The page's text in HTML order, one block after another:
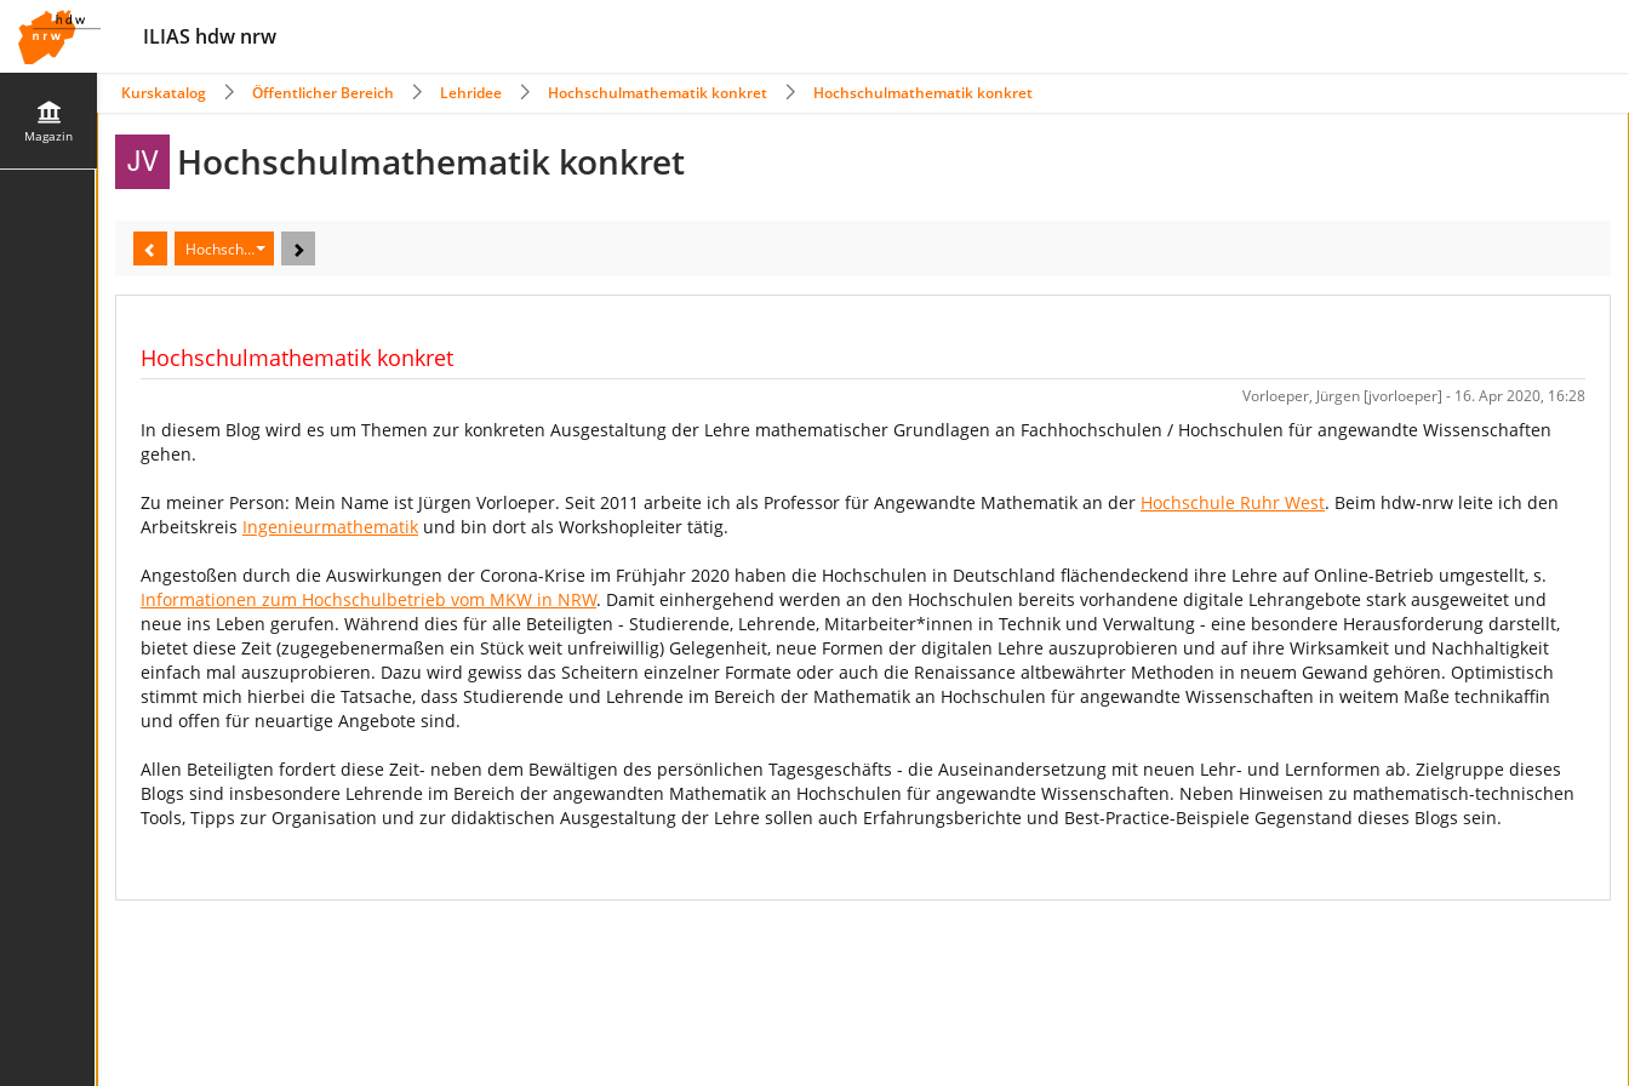
ILIAS hdw nrw
Magazin
Kurskatalog Öffentlicher Bereich Lehridee Hochschulmathematik konkret Hochschulmathematik konkret
Hochschulmathematik konkret
Hochschulmathematik konkret
Hochschulmathematik konkret
Vorloeper, Jürgen [jvorloeper] - 16. Apr 2020, 16:28
In diesem Blog wird es um Themen zur konkreten Ausgestaltung der Lehre mathematischer Grundlagen an Fachhochschulen / Hochschulen für angewandte Wissenschaften
gehen.
Zu meiner Person: Mein Name ist Jürgen Vorloeper. Seit 2011 arbeite ich als Professor für Angewandte Mathematik an der Hochschule Ruhr West. Beim hdw-nrw leite ich den
Arbeitskreis Ingenieurmathematik und bin dort als Workshopleiter tätig.
Angestoßen durch die Auswirkungen der Corona-Krise im Frühjahr 2020 haben die Hochschulen in Deutschland flächendeckend ihre Lehre auf Online-Betrieb umgestellt, s.
Informationen zum Hochschulbetrieb vom MKW in NRW. Damit einhergehend werden an den Hochschulen bereits vorhandene digitale Lehrangebote stark ausgeweitet und
neue ins Leben gerufen. Während dies für alle Beteiligten - Studierende, Lehrende, Mitarbeiter*innen in Technik und Verwaltung - eine besondere Herausforderung darstellt,
bietet diese Zeit (zugegebenermaßen ein Stück weit unfreiwillig) Gelegenheit, neue Formen der digitalen Lehre auszuprobieren und auf ihre Wirksamkeit und Nachhaltigkeit
einfach mal auszuprobieren. Dazu wird gewiss das Scheitern einzelner Formate oder auch die Renaissance altbewährter Methoden in neuem Gewand gehören. Optimistisch
stimmt mich hierbei die Tatsache, dass Studierende und Lehrende im Bereich der Mathematik an Hochschulen für angewandte Wissenschaften in weitem Maße technikaffin
und offen für neuartige Angebote sind.
Allen Beteiligten fordert diese Zeit- neben dem Bewältigen des persönlichen Tagesgeschäfts - die Auseinandersetzung mit neuen Lehr- und Lernformen ab. Zielgruppe dieses
Blogs sind insbesondere Lehrende im Bereich der angewandten Mathematik an Hochschulen für angewandte Wissenschaften. Neben Hinweisen zu mathematisch-technischen
Tools, Tipps zur Organisation und zur didaktischen Ausgestaltung der Lehre sollen auch Erfahrungsberichte und Best-Practice-Beispiele Gegenstand dieses Blogs sein.